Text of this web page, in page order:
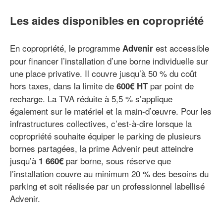
Les aides disponibles en copropriété
En copropriété, le programme Advenir est accessible
pour financer l’installation d’une borne individuelle sur
une place privative. Il couvre jusqu’à 50 % du coût
hors taxes, dans la limite de 600€ HTpar point de
recharge. La TVA réduite à 5,5 % s’applique
également sur le matériel et la main-d’œuvre. Pour les
infrastructures collectives, c’est-à-dire lorsque la
copropriété souhaite équiper le parking de plusieurs
bornes partagées, la prime Advenir peut atteindre
jusqu’à 1 660€ par borne, sous réserve que
l’installation couvre au minimum 20 % des besoins du
parking et soit réalisée par un professionnel labellisé
Advenir.